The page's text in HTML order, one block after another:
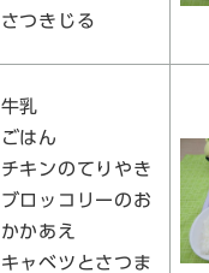
さつきじる
牛乳
ごはん
チキンのてりやき
ブロッコリーのお
かかあえ
キャベツとさつま